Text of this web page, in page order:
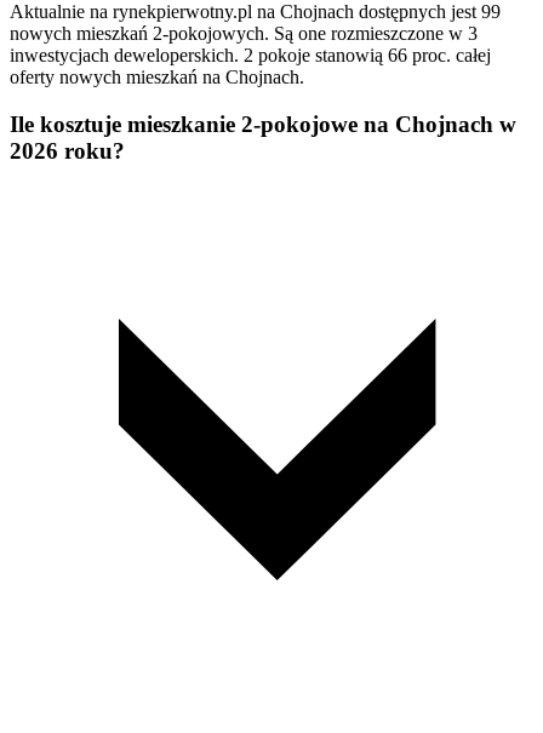
Aktualnie na rynekpierwotny.pl na Chojnach dostępnych jest 99
nowych mieszkań 2-pokojowych. Są one rozmieszczone w 3
inwestycjach deweloperskich. 2 pokoje stanowią 66 proc. całej
oferty nowych mieszkań na Chojnach.
Ile kosztuje mieszkanie 2-pokojowe na Chojnach w
2026 roku?